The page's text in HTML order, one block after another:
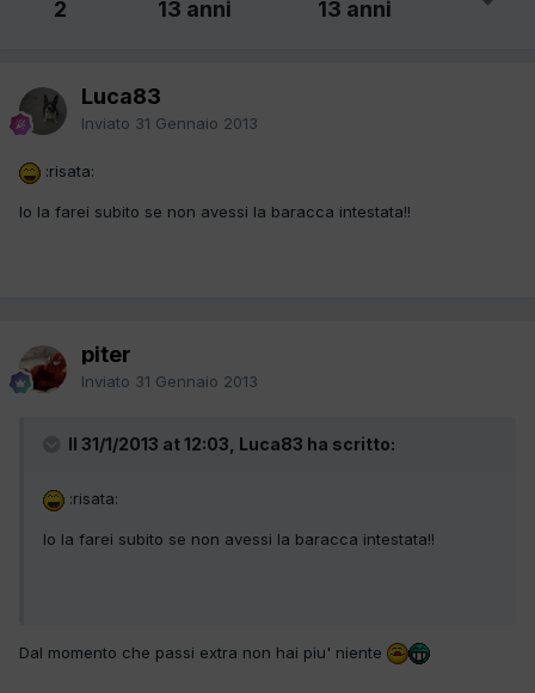
2 13 anni 13 anni
Luca83
Inviato 31 Gennaio 2013
:risata:
Io la farei subito se non avessi la baracca intestata!!
piter
Inviato 31 Gennaio 2013
Il 31/1/2013 at 12:03, Luca83 ha scritto:
:risata:
Io la farei subito se non avessi la baracca intestata!!
Dal momento che passi extra non hai piu' niente